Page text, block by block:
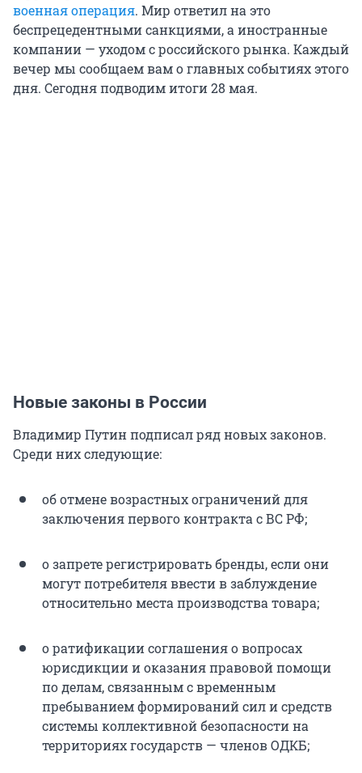
военная операция. Мир ответил на это
беспрецедентными санкциями, а иностранные
компании — уходом с российского рынка. Каждый
вечер мы сообщаем вам о главных событиях этого
дня. Сегодня подводим итоги 28 мая.
Новые законы в России
Владимир Путин подписал ряд новых законов.
Среди них следующие:
об отмене возрастных ограничений для
заключения первого контракта с ВС РФ;
о запрете регистрировать бренды, если они
могут потребителя ввести в заблуждение
относительно места производства товара;
о ратификации соглашения о вопросах
юрисдикции и оказания правовой помощи
по делам, связанным с временным
пребыванием формирований сил и средств
системы коллективной безопасности на
территориях государств — членов ОДКБ;